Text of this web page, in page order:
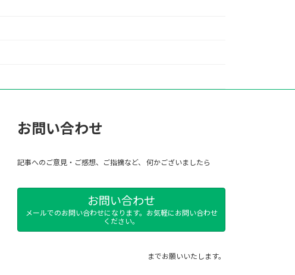
お問い合わせ
記事へのご意見・ご感想、ご指摘など、 何かございましたら
お問い合わせ
メールでのお問い合わせになります。お気軽にお問い合わせ
ください。
までお願いいたします。